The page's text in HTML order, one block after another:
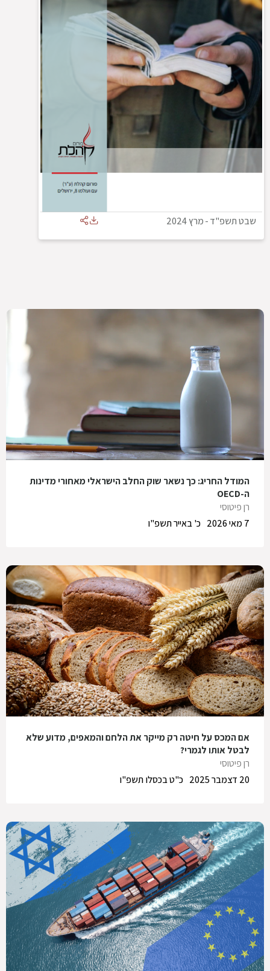
שבט תשפ"ד-מרץ 2024
המודל החריג: כך נשאר שוק החלב הישראלי מאחורי מדינות
ה-OECD
רן פיטוסי
כ' באייר תשפ"ו
7 מאי 2026
אם המכס על חיטה רק מייקר את הלחם והמאפים, מדוע שלא
לבטל אותו לגמרי?
רן פיטוסי
כ"ט בכסלו תשפ"ו
20 דצמבר 2025